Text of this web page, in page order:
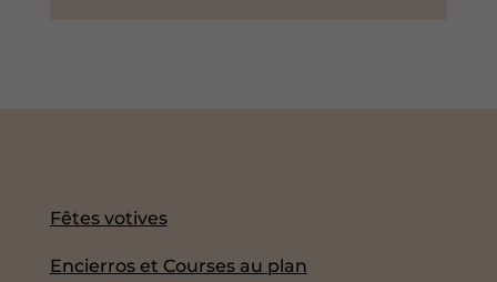
Fêtes votives
Encierros et Courses au plan